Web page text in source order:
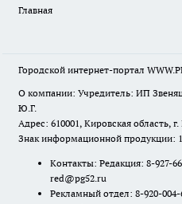
Главная
Городской интернет-портал
О компании: Учредитель: ИП
Ю.Г.
Адрес: 610001, Кировская область,
Знак информационной продукции:
Контакты: Редакция: 8-927-
red@pg52.ru
Рекламный отдел: 8-920-